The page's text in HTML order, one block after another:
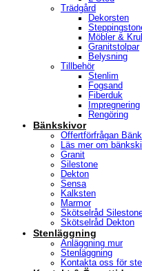
Trädgård
Dekorsten
Möbler &
Granitstolpar
Belysning
Tillbehör
Stenlim
Fogsand
Fiberduk
Impregnering
Rengöring
Bänkskivor
Offertförfrågan
Läs mer om
Granit
Silestone
Dekton
Sensa
Kalksten
Marmor
Skötselråd
Skötselråd Dekton
Stenläggning
Anläggning mur
Stenläggning
Kontakta oss för